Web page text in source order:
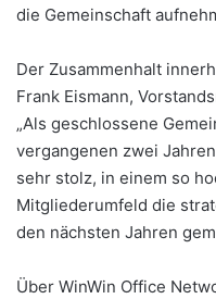
die Gemeinschaft
Der Zusammenhalt
Frank Eismann,
„Als geschlossene
vergangenen zwei
sehr stolz, in einem so
Mitgliederumfeld die
den nächsten Jahren
Über WinWin Office